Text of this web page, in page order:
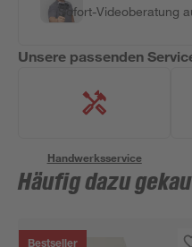
Sofort-Videoberatung
Unsere passenden
Handwerksservice
Häufig dazu
Bestseller